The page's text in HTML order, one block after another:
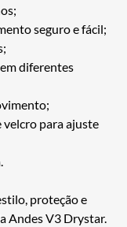
seguro e fácil;
diferentes
velcro para ajuste
proteção e
Andes V3 Drystar.